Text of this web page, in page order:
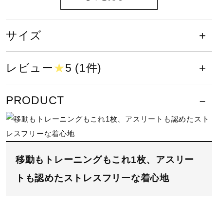
塩素系及び酸素系漂白剤の使用禁止
タンブル乾燥禁止
サイズ
レビュー★5 (1件)
PRODUCT
移動もトレーニングもこれ1枚、アスリー
トも認めたストレスフリーな着心地